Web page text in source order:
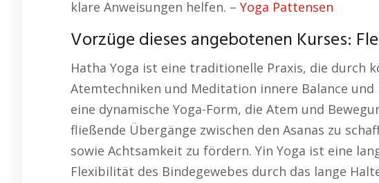
klare Anweisungen helfen. – Yoga Pattensen
Vorzüge dieses angebotenen Kurses:
Hatha Yoga ist eine traditionelle Praxis, die durch
Atemtechniken und Meditation innere Balance und
eine dynamische Yoga-Form, die Atem und
fließende Übergänge zwischen den Asanas zu
sowie Achtsamkeit zu fördern. Yin Yoga ist eine
Flexibilität des Bindegewebes durch das lange